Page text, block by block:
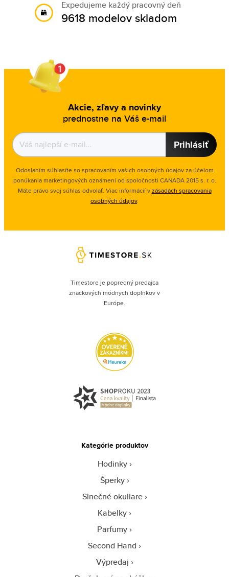
Expedujeme každý pracovný deň
9618 modelov skladom
Akcie, zľavy a novinky
prednostne na Váš e-mail
Prihlásiť
Odoslaním súhlasíte so spracovaním vašich osobných údajov za účelom
ponúkania marketingových oznámení od spoločnosti CANADA 2015 s. r. o.
Máte právo svoj súhlas odvolať. Viac informácií vzásadách spracovania
osobných údajov.
Timestore je popredný predajca
značkových módnych doplnkov v
Európe.
Kategórie produktov
Hodinky
Šperky
Slnečné okuliare
Kabelky
Parfumy
Second Hand
Výpredaj